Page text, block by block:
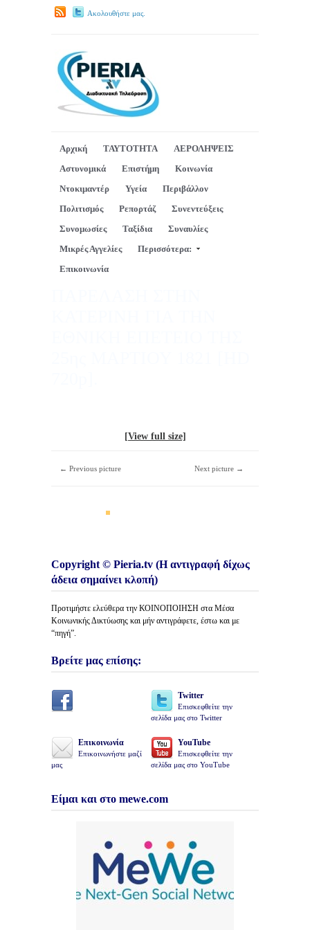
Ακολουθήστε μας.
Αρχική ΤΑΥΤΟΤΗΤΑ
ΑΕΡΟΛΗΨΕΙΣ
Αστυνομικά
Επιστήμη
Κοινωνία
Ντοκιμαντέρ
Υγεία
Περιβάλλον
Πολιτισμός
Ρεπορτάζ
Συνεντεύξεις
Συνομωσίες
Ταξίδια
Συναυλίες
Μικρές Αγγελίες
Περισσότερα:
Επικοινωνία
[View full size]
← Previous picture Next picture →
Copyright © Pieria.tv (Η αντιγραφή δίχως
άδεια σημαίνει κλοπή)
Προτιμήστε ελεύθερα την ΚΟΙΝΟΠΟΙΗΣΗ στα Μέσα
Κοινωνικής Δικτύωσης και μήν αντιγράφετε, έστω και με
“πηγή”.
Βρείτε μας επίσης:
Twitter
Επισκεφθείτε την
σελίδα μας στο Twitter
Επικοινωνία
Επικοινωνήστε μαζί
μας
YouTube
Επισκεφθείτε την
σελίδα μας στο YouTube
Είμαι και στο mewe.com